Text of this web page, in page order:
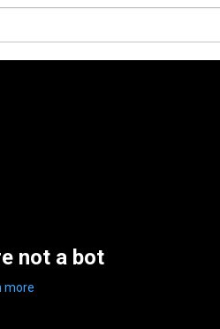
not a bot
more